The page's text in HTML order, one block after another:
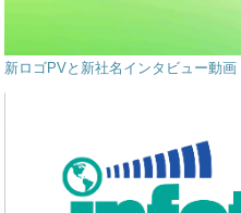
新ロゴPVと新社名インタビュー動画